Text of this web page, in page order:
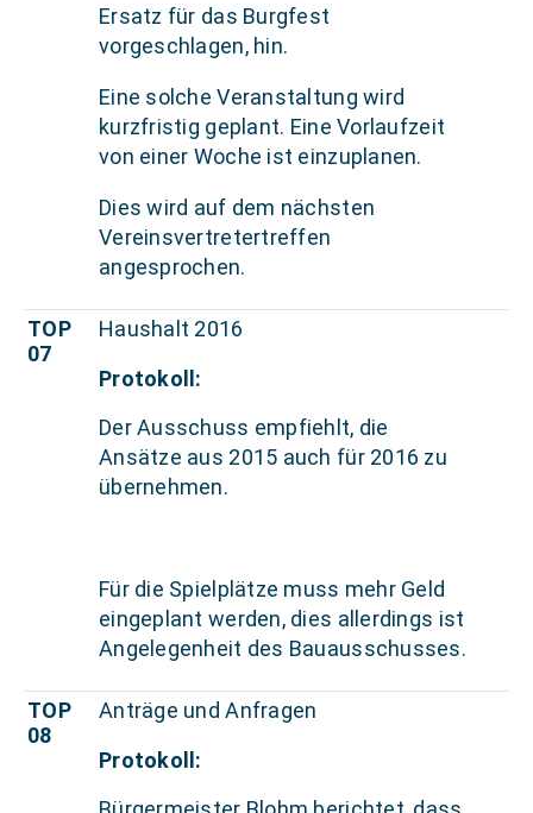
Ersatz für das Burgfest
vorgeschlagen, hin.
Eine solche Veranstaltung wird
kurzfristig geplant. Eine Vorlaufzeit
von einer Woche ist einzuplanen.
Dies wird auf dem nächsten
Vereinsvertretertreffen
angesprochen.
TOP
07
Haushalt 2016
Protokoll:
Der Ausschuss empfiehlt, die
Ansätze aus 2015 auch für 2016 zu
übernehmen.
Für die Spielplätze muss mehr Geld
eingeplant werden, dies allerdings ist
Angelegenheit des Bauausschusses.
TOP
08
Anträge und Anfragen
Protokoll: